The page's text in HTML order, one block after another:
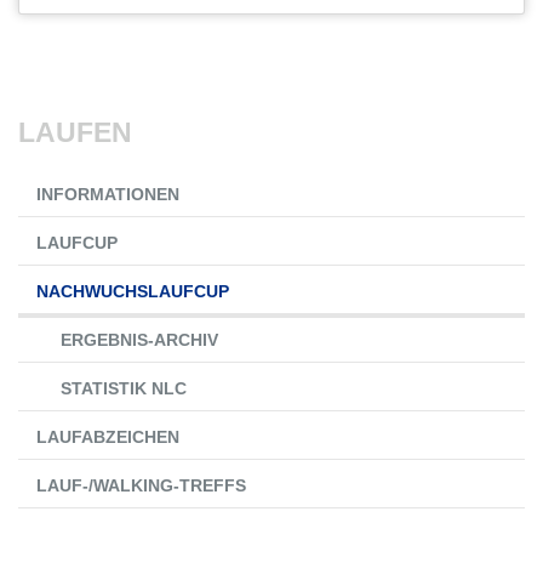
LAUFEN
überspringen
INFORMATIONEN
LAUFCUP
NACHWUCHSLAUFCUP
ERGEBNIS-ARCHIV
STATISTIK NLC
LAUFABZEICHEN
LAUF-/WALKING-TREFFS